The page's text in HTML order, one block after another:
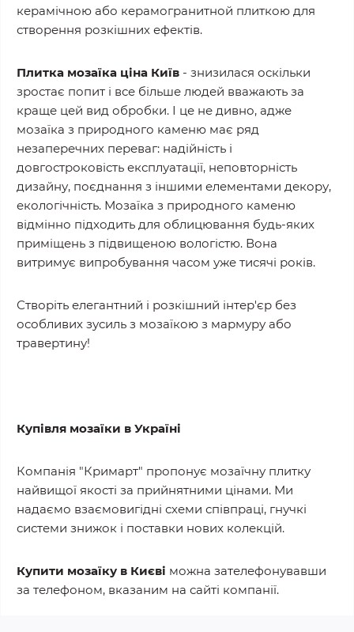
керамічною або керамогранитной плиткою для
створення розкішних ефектів.
Плитка мозаїка ціна Київ - знизилася оскільки
зростає попит і все більше людей вважають за
краще цей вид обробки. І це не дивно, адже
мозаїка з природного каменю має ряд
незаперечних переваг: надійність і
довгостроковість експлуатації, неповторність
дизайну, поєднання з іншими елементами декору,
екологічність. Мозаїка з природного каменю
відмінно підходить для облицювання будь-яких
приміщень з підвищеною вологістю. Вона
витримує випробування часом уже тисячі років.
Створіть елегантний і розкішний інтер'єр без
особливих зусиль з мозаїкою з мармуру або
травертину!
Купівля мозаїки в Україні
Компанія "Кримарт" пропонує мозаїчну плитку
найвищої якості за прийнятними цінами. Ми
надаємо взаємовигідні схеми співпраці, гнучкі
системи знижок і поставки нових колекцій.
Купити мозаїку в Києві можна зателефонувавши
за телефоном, вказаним на сайті компанії.